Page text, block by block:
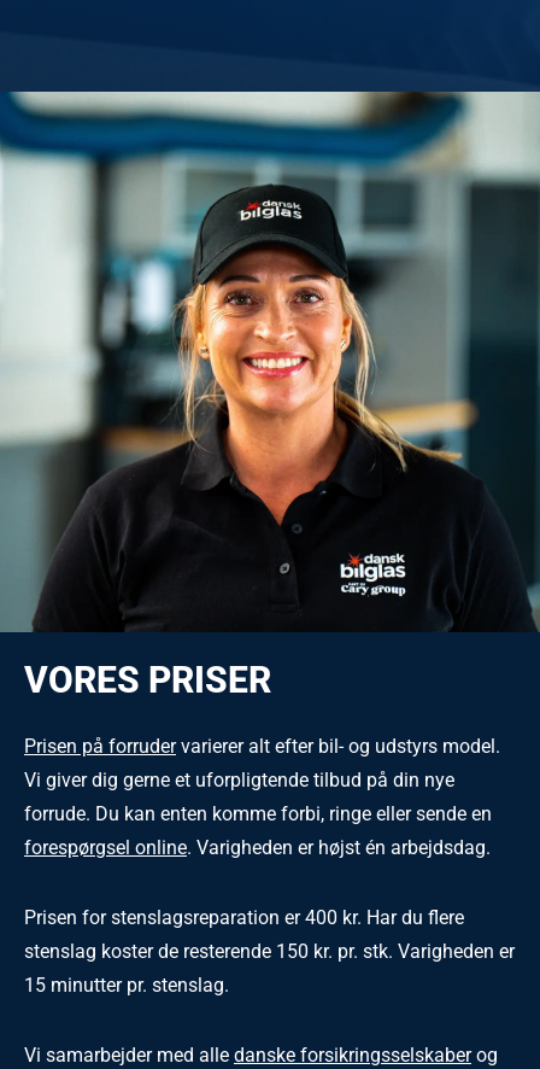
VORES PRISER
Prisen på forrudervarierer alt efter bil- og udstyrs model.
Vi giver dig gerne et uforpligtende tilbud på din nye
forrude. Du kan enten komme forbi, ringe eller sende en
forespørgsel online. Varigheden er højst én arbejdsdag.
Prisen for stenslagsreparation er 400 kr. Har du flere
stenslag koster de resterende 150 kr. pr. stk. Varigheden er
15 minutter pr. stenslag.
Vi samarbejder med alle danske forsikringsselskaberog